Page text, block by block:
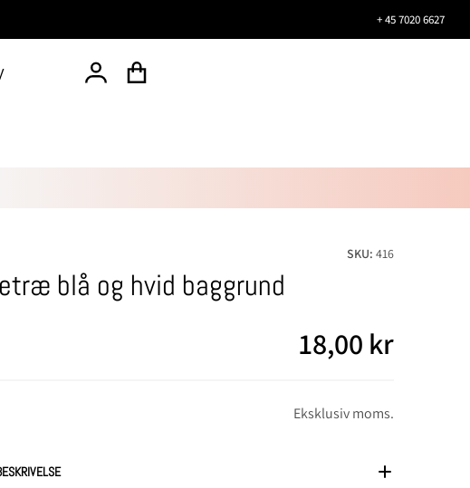
+ 45 7020 6627
SKU: 416
blå og hvid baggrund
Normal pris
18,00 kr
Eksklusiv moms.